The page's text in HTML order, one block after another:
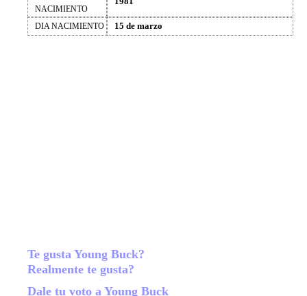
NACIMIENTO
DIA NACIMIENTO 15 de marzo
Te gusta Young Buck?
Realmente te gusta?
Dale tu voto a Young Buck